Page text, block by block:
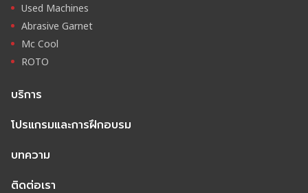
Used Machines
Abrasive Garnet
Mc Cool
ROTO
บริการ
โปรแกรมและการฝึกอบรม
บทความ
ติดต่อเรา